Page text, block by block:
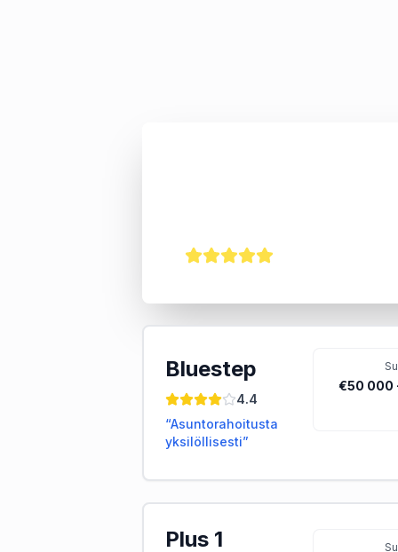
Bluestep
4.4
“Asuntorahoitusta
yksilöllisesti”
€50 000
Plus 1